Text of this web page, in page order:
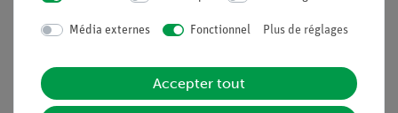
Contact
Déclaration de confidentialité
Mentions légales
Média externes Fonctionnel Plus de réglages
Accepter tout